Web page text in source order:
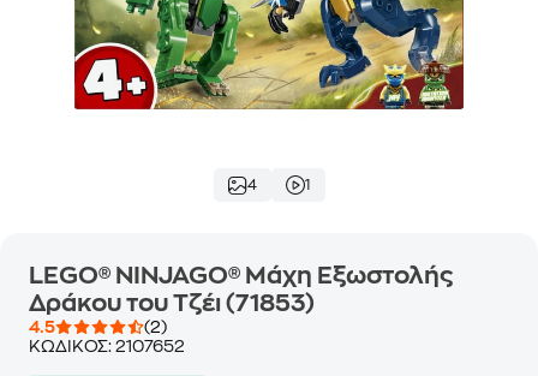
4 1
LEGO® NINJAGO® Μάχη Εξωστολής
Δράκου του Τζέι (71853)
4.5
(2)
ΚΩΔΙΚΟΣ: 2107652